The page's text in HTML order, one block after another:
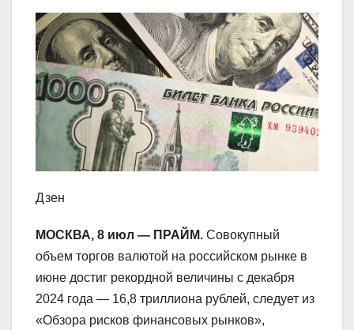
Дзен
МОСКВА, 8 июл — ПРАЙМ. Совокупный
объем торгов валютой на российском рынке в
июне достиг рекордной величины с декабря
2024 года — 16,8 триллиона рублей, следует из
«Обзора рисков финансовых рынков»,